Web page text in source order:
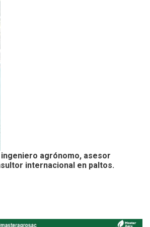
agrónomo, asesor
internacional en paltos.